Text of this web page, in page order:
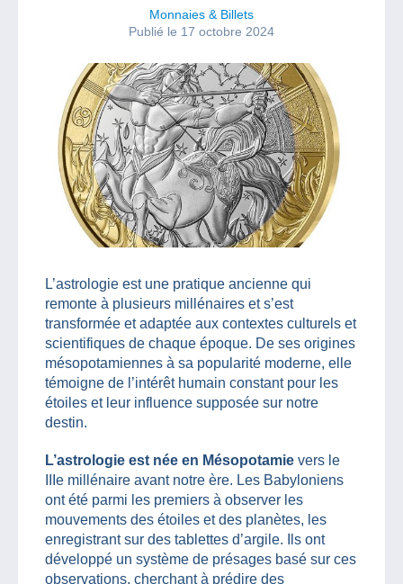
Monnaies & Billets
Publié le 17 octobre 2024
L’astrologie est une pratique ancienne qui
remonte à plusieurs millénaires et s’est
transformée et adaptée aux contextes culturels et
scientifiques de chaque époque. De ses origines
mésopotamiennes à sa popularité moderne, elle
témoigne de l’intérêt humain constant pour les
étoiles et leur influence supposée sur notre
destin.
L’astrologie est née en Mésopotamie vers le
IIIe millénaire avant notre ère. Les Babyloniens
ont été parmi les premiers à observer les
mouvements des étoiles et des planètes, les
enregistrant sur des tablettes d’argile. Ils ont
développé un système de présages basé sur ces
observations, cherchant à prédire des